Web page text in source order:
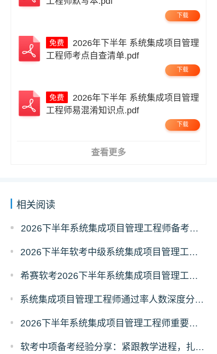
下载
工程师考点自查清单.pdf
下载
工程师易混淆知识点.pdf
下载
查看更多
相关阅读
2026下半年系统集成项目管理工程师备考三色笔记
2026下半年软考中级系统集成项目管理工程师备考经典100题
希赛软考2026下半年系统集成项目管理工程师入学摸底测试卷
系统集成项目管理工程师通过率人数深度分析：2511vs2605考期各地数据对比
2026下半年系统集成项目管理工程师重要知识点100条
软考中项备考经验分享：紧跟教学进程，扎实基础原理